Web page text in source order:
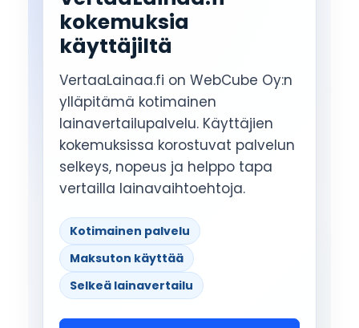
kokemuksia
käyttäjiltä
VertaaLainaa.fi on WebCube Oy:n
ylläpitämä kotimainen
lainavertailupalvelu. Käyttäjien
kokemuksissa korostuvat palvelun
selkeys, nopeus ja helppo tapa
vertailla lainavaihtoehtoja.
Kotimainen palvelu
Maksuton käyttää
Selkeä lainavertailu